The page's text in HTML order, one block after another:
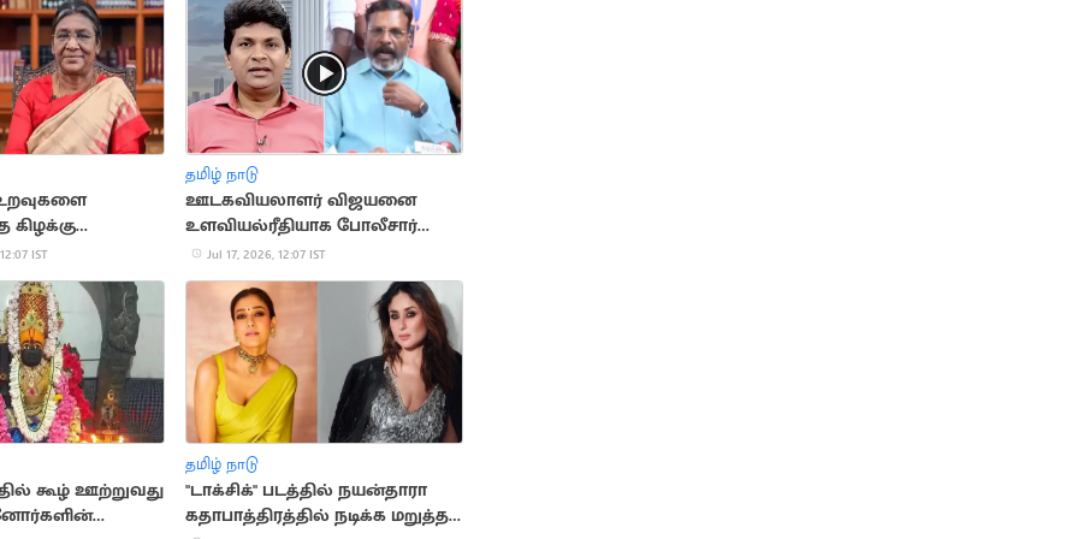
கிழக்கு
பயணிக்கும்
IST
தமிழ் நாடு
ஊடகவியலாளர் விஜயனை
உளவியல்ரீதியாக போலீசார்
துன்புறுத்தியதாக
திருமாவளவன் கண்டனம்
Jul 17, 2026, 12:07 IST
கூழ் ஊற்றுவது
தமிழ் நாடு
"டாக்சிக்" படத்தில் நயன்தாரா
கதாபாத்திரத்தில் நடிக்க மறுத்த